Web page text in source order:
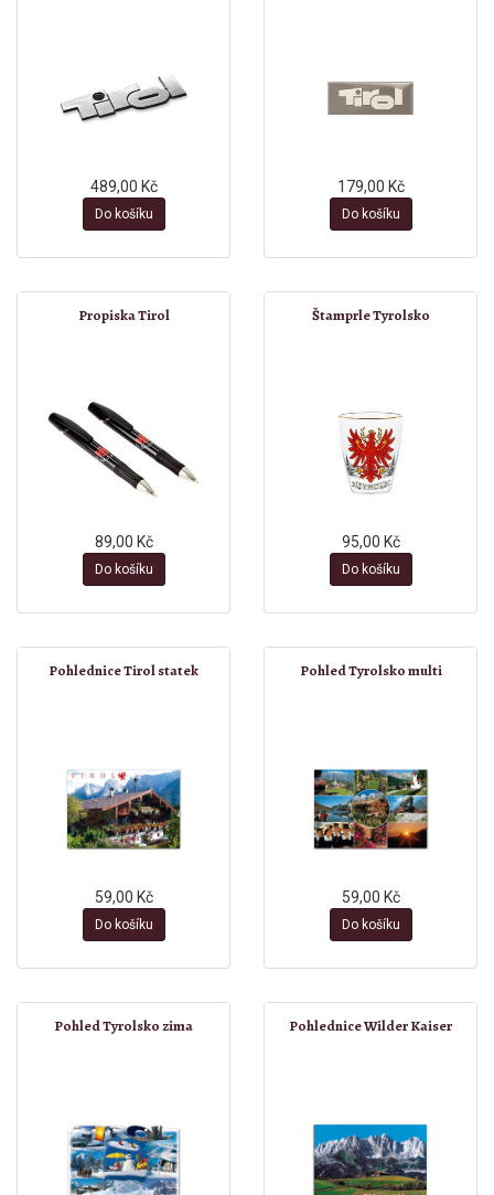
489,00 Kč
Do košíku
179,00 Kč
Do košíku
Propiska Tirol
89,00 Kč
Do košíku
Štamprle Tyrolsko
95,00 Kč
Do košíku
Pohlednice Tirol statek
59,00 Kč
Do košíku
Pohled Tyrolsko multi
59,00 Kč
Do košíku
Pohled Tyrolsko zima Pohlednice Wilder Kaiser